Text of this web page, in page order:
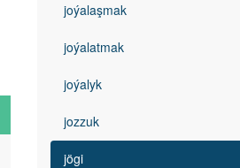
joýalaşmak
joýalatmak
joýalyk
jozzuk
jögi